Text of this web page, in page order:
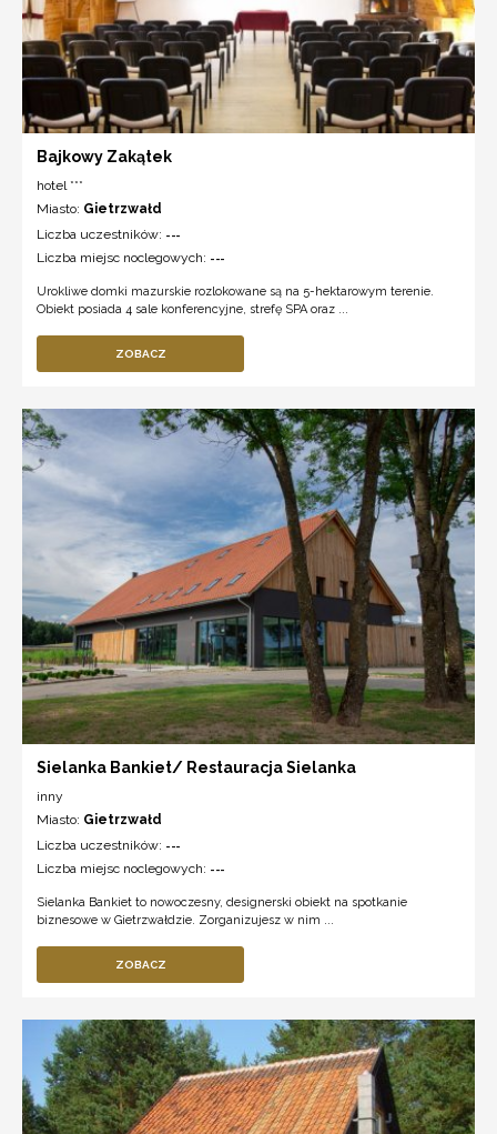
Bajkowy Zakątek
hotel ***
Miasto: Gietrzwałd
Liczba uczestników: ---
Liczba miejsc noclegowych: ---
Urokliwe domki mazurskie rozlokowane są na 5-hektarowym terenie.
Obiekt posiada 4 sale konferencyjne, strefę SPA oraz ...
ZOBACZ
Sielanka Bankiet/ Restauracja Sielanka
inny
Miasto: Gietrzwałd
Liczba uczestników: ---
Liczba miejsc noclegowych: ---
Sielanka Bankiet to nowoczesny, designerski obiekt na spotkanie
biznesowe w Gietrzwałdzie. Zorganizujesz w nim ...
ZOBACZ